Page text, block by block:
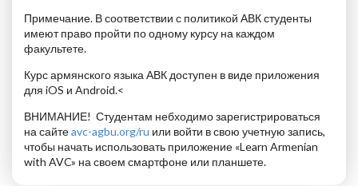
Примечание. В соответствии с политикой АВК студенты
имеют право пройти по одному курсу на каждом
факультете.
Курс армянского языка АВК доступен в виде приложения
для iOS и Android.<
ВНИМАНИЕ! Студентам небходимо зарегистрироваться
на сайтеavc-agbu.org/ru или войти в свою учетную запись,
чтобы начать использовать приложение «Learn Armenian
with AVC» на своем смартфоне или планшете.